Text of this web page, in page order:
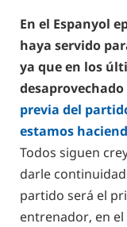
En el Espanyol
haya servido
ya que en los
previa del
estamos
Todos siguen
darle
partido será el
entrenador, en el